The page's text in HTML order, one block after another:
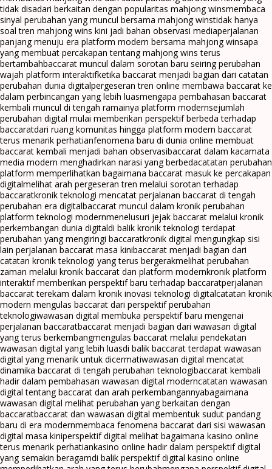
tidak disadari berkaitan dengan popularitas mahjong winsmembaca
sinyal perubahan yang muncul bersama mahjong winstidak hanya
soal tren mahjong wins kini jadi bahan observasi mediaperjalanan
panjang menuju era platform modern bersama mahjong winsapa
yang membuat percakapan tentang mahjong wins terus
bertambahbaccarat muncul dalam sorotan baru seiring perubahan
wajah platform interaktifketika baccarat menjadi bagian dari catatan
perubahan dunia digitalpergeseran tren online membawa baccarat ke
dalam perbincangan yang lebih luasmengapa pembahasan baccarat
kembali muncul di tengah ramainya platform modernsejumlah
perubahan digital mulai memberikan perspektif berbeda terhadap
baccaratdari ruang komunitas hingga platform modern baccarat
terus menarik perhatianfenomena baru di dunia online membuat
baccarat kembali menjadi bahan observasibaccarat dalam kacamata
media modern menghadirkan narasi yang berbedacatatan perubahan
platform memperlihatkan bagaimana baccarat masuk ke percakapan
digitalmelihat arah pergeseran tren melalui sorotan terhadap
baccaratkronik teknologi mencatat perjalanan baccarat di tengah
perubahan era digitalbaccarat muncul dalam kronik perubahan
platform teknologi modernmenelusuri jejak baccarat melalui kronik
perkembangan dunia digitaldi balik kronik teknologi terdapat
perubahan yang mengiringi baccaratkronik digital mengungkap sisi
lain perjalanan baccarat masa kinibaccarat menjadi bagian dari
catatan kronik teknologi yang terus bergerakmelihat perubahan
zaman melalui kronik baccarat dan platform modernkronik platform
interaktif memberikan perspektif baru terhadap baccaratperjalanan
baccarat terekam dalam kronik inovasi teknologi digitalcatatan kronik
modern mengulas baccarat dari perspektif perubahan
teknologiwawasan digital membuka perspektif baru mengenai
perjalanan baccaratbaccarat menjadi bagian dari wawasan digital
yang terus berkembangmengulas baccarat melalui pendekatan
wawasan digital yang lebih luasdi balik baccarat terdapat wawasan
digital yang menarik untuk dicermatiwawasan digital mencatat
dinamika baccarat di tengah perubahan teknologibaccarat kembali
hadir dalam pembahasan wawasan digital moderncatatan wawasan
digital tentang baccarat dan arah perkembangannyabagaimana
wawasan digital melihat perubahan yang berkaitan dengan
baccaratbaccarat dan wawasan digital membentuk sudut pandang
baru di era modernmembaca fenomena baccarat dari sisi wawasan
digital masa kiniperspektif digital melihat bagaimana kasino online
terus menarik perhatiankasino online hadir dalam perspektif digital
yang semakin beragamdi balik perspektif digital kasino online